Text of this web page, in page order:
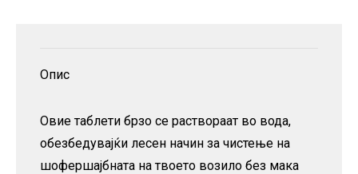
количина
Опис
Овие таблети брзо се раствораат во вода,
обезбедувајќи лесен начин за чистење на
шофершајбната на твоето возило без мака